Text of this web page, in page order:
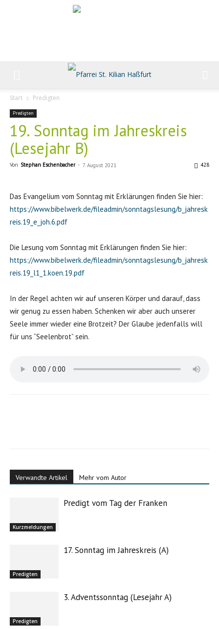
Start Predigten
Predigten
19. Sonntag im Jahreskreis
(Lesejahr B)
Von Stephan Eschenbacher - 7. August 2021 428
Das Evangelium vom Sonntag mit Erklärungen finden Sie hier:
https://www.bibelwerk.de/fileadmin/sonntagslesung/b_jahresk
reis.19_e_joh.6.pdf
Die Lesung vom Sonntag mit Erklärungen finden Sie hier:
https://www.bibelwerk.de/fileadmin/sonntagslesung/b_jahresk
reis.19_l1_1.koen.19.pdf
In der Regel achten wir auf unseren Körper und darauf, dass
wir genug zu essen haben. Schenken wir aber auch unserer
Seele immer wieder eine Brotzeit? Der Glaube jedenfalls will
für uns “Seelenbrot” sein.
Verwandte Artikel Mehr vom Autor
Kurzmeldungen
Predigt vom Tag der Franken
Predigten
17. Sonntag im Jahreskreis (A)
Predigten
3. Adventssonntag (Lesejahr A)